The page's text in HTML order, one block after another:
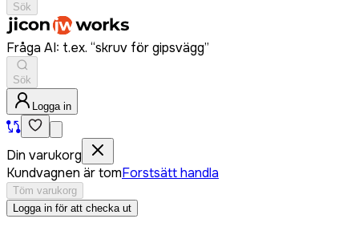
Sök
Fråga AI: t.ex. “skruv för gipsvägg”
Sök
Logga in
Din varukorg
Kundvagnen är tomForstsätt handla
Töm varukorg
Logga in för att checka ut